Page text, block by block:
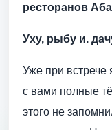
ресторанов
Уху, рыбу и.
Уже при
с вами полные
этого не